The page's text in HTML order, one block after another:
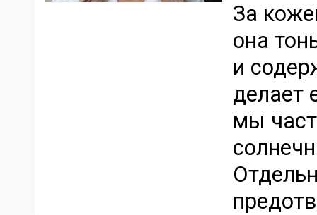
За
она
и
делает
мы